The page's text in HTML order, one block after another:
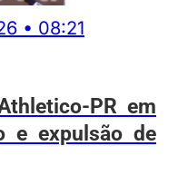
• 08:21
PR em
e expulsão de